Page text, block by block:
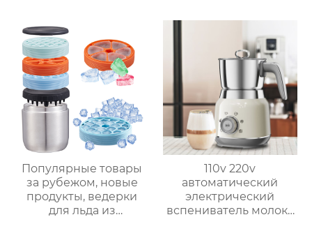
тройное
увеличительное
зеркало для макияжа
с подсветкой
с умной плитой
серебристого цвета с
цифровым ЖК-
дисплеем объемом 6
литров двойной
Популярные товары
за рубежом, новые
продукты, ведерки
для льда из
110v 220v
автоматический
электрический
вспениватель молока